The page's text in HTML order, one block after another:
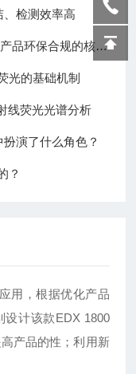
检测效率高
保合规的核心仪器
光的基础机制
线荧光光谱分析
演了什么角色？
？
用，根据优化产品
计该款EDX 1800
产品的性；利用新